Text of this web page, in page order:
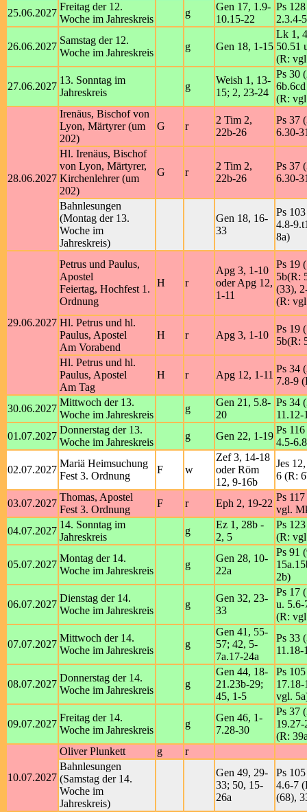
25.06.2027
Freitag der 12.
Woche im Jahreskreis
g
Gen 17, 1.9-
10.15-22
Ps
2.3.4-
26.06.2027
Samstag der 12.
Woche im Jahreskreis
g Gen 18, 1-15
Lk 1,
50.51
(R:
27.06.2027
13. Sonntag im
Jahreskreis
g
Weish 1, 13-
15; 2, 23-24
Ps 30
(R:
28.06.2027
Irenäus, Bischof von
Lyon, Märtyrer (um
202)
G r
2 Tim 2,
22b-26
Ps 37
6.30-
Hl. Irenäus, Bischof
von Lyon, Märtyrer,
Kirchenlehrer (um
202)
G r
2 Tim 2,
22b-26
Ps 37
6.30-
Bahnlesungen
(Montag der 13.
Woche im
Jahreskreis)
Gen 18, 16-
33
Ps
4.8-
8a)
29.06.2027
Petrus und Paulus,
Apostel
Feiertag, Hochfest 1.
Ordnung
H r
Apg 3, 1-10
oder Apg 12,
1-11
Ps 19
5b(R:
(33),
(R:
Hl. Petrus und hl.
Paulus, Apostel
Am Vorabend
H r Apg 3, 1-10
Ps 19
5b(R:
Hl. Petrus und hl.
Paulus, Apostel
Am Tag
H r Apg 12, 1-11
Ps 34
7.8-9
30.06.2027
Mittwoch der 13.
Woche im Jahreskreis
g
Gen 21, 5.8-
20
Ps 34
01.07.2027
Donnerstag der 13.
Woche im Jahreskreis
g Gen 22, 1-19
Ps
4.5-
02.07.2027
Mariä Heimsuchung
Fest 3. Ordnung
F w
Zef 3, 14-18
oder Röm
12, 9-16b
Jes
6 (R:
03.07.2027
Thomas, Apostel
Fest 3. Ordnung
F r Eph 2, 19-22
Ps
vgl.
04.07.2027
14. Sonntag im
Jahreskreis
g
Ez 1, 28b -
2, 5
Ps
(R:
05.07.2027
Montag der 14.
Woche im Jahreskreis
g
Gen 28, 10-
22a
Ps 91
2b)
06.07.2027
Dienstag der 14.
Woche im Jahreskreis
g
Gen 32, 23-
33
Ps 17
u. 5.6-
(R:
07.07.2027
Mittwoch der 14.
Woche im Jahreskreis
g
Gen 41, 55-
57; 42, 5-
7a.17-24a
Ps 33
11.18-
08.07.2027
Donnerstag der 14.
Woche im Jahreskreis
g
Gen 44, 18-
21.23b-29;
45, 1-5
Ps
vgl.
09.07.2027
Freitag der 14.
Woche im Jahreskreis
g
Gen 46, 1-
7.28-30
Ps 37
19.27-
(R:
10.07.2027
Oliver Plunkett g
r
Bahnlesungen
(Samstag der 14.
Woche im
Jahreskreis)
Gen 49, 29-
33; 50, 15-
26a
Ps
4.6-7
(68),